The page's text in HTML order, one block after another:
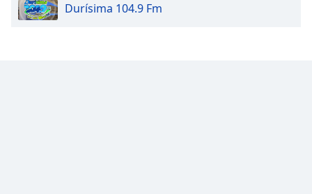
Durísima 104.9 Fm